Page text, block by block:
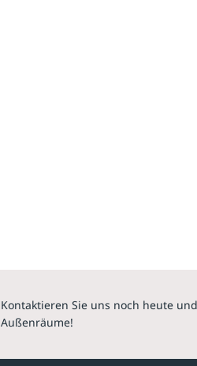
Kontaktieren Sie uns noch heute
Außenräume!